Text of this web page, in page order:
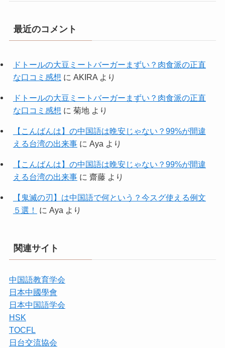
最近のコメント
ドトールの大豆ミートバーガーまずい？肉食派の正直
な口コミ感想 に AKIRAより
ドトールの大豆ミートバーガーまずい？肉食派の正直
な口コミ感想 に 菊地より
【こんばんは】の中国語は晩安じゃない？99%が間違
える台湾の出来事に Aya より
【こんばんは】の中国語は晩安じゃない？99%が間違
える台湾の出来事に 齋藤より
【鬼滅の刃】は中国語で何という？今スグ使える例文
５選！
に Aya より
関連サイト
中国語教育学会
日本中國學會
日本中国語学会
HSK
TOCFL
日台交流協会